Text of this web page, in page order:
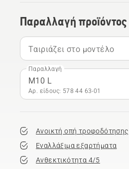
Παραλλαγή προϊόντος
Ταιριάζει στο μοντέλο
Παραλλαγή
M10 L
Αρ. είδους: 578 44 63‑01
Ανοικτή οπή τροφοδότησης
Εναλλάξιμα εξαρτήματα
Ανθεκτικότητα 4/5